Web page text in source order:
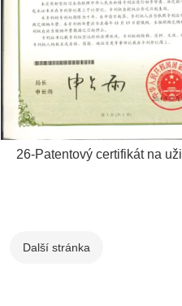
26-Patentový certifikát na
Další stránka